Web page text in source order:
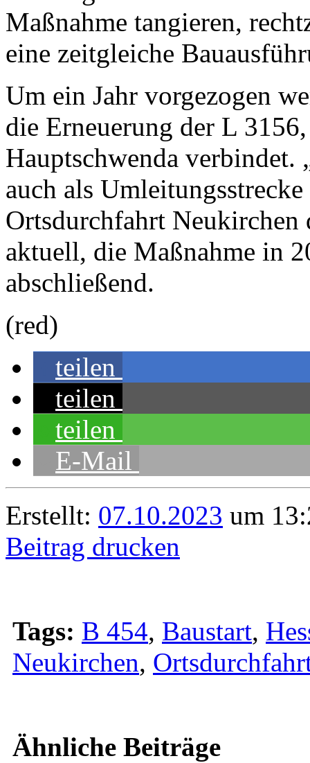
Maßnahme tangieren,
eine zeitgleiche
Um ein Jahr vorgezogen
die Erneuerung der L
Hauptschwenda verbindet.
auch als
Ortsdurchfahrt
aktuell, die Maßnahme in
abschließend.
(red)
teilen
teilen
teilen
E-Mail
Erstellt: 07.10.2023 um
Beitrag drucken
Tags: B 454, Baustart,
Neukirchen,
Ähnliche Beiträge